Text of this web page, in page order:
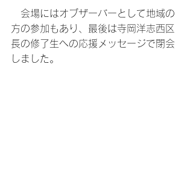
会場にはオブザーバーとして地域の
方の参加もあり、最後は寺岡洋志西区
長の修了生への応援メッセージで閉会
しました。